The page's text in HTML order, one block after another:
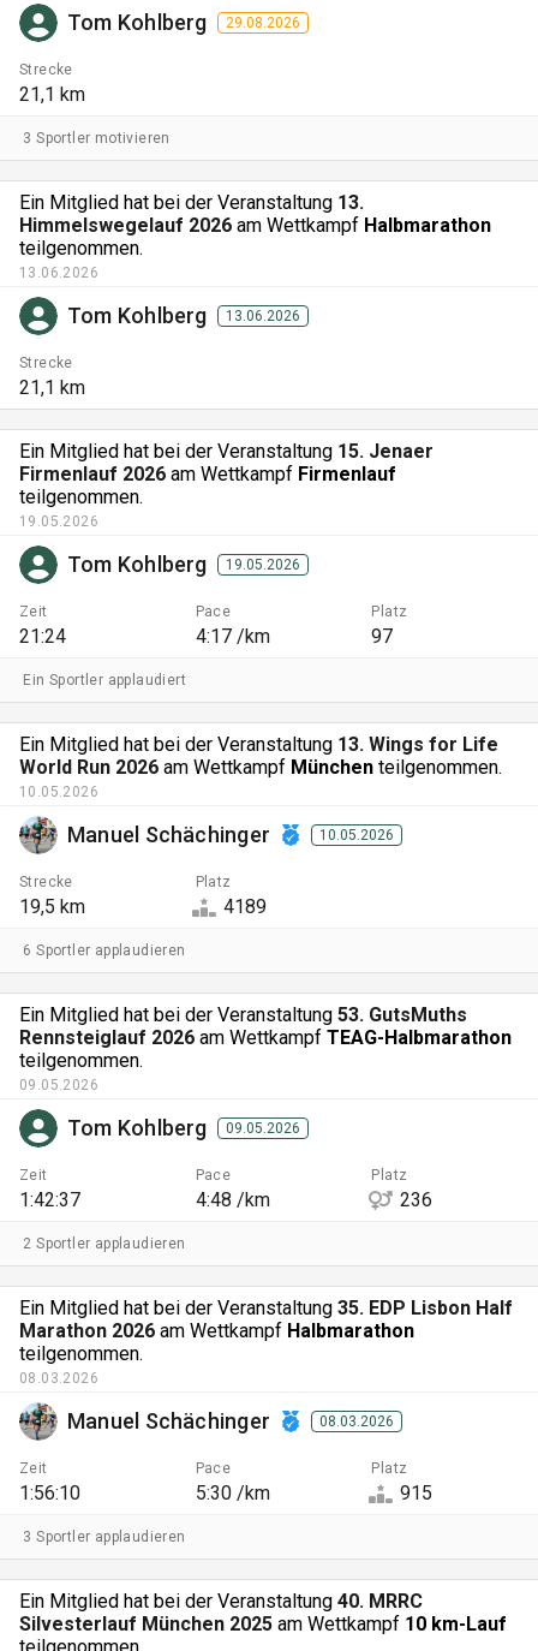
Tom Kohlberg 29.08.2026
Strecke
21,1 km
3 Sportler motivieren
Ein Mitglied hat bei der Veranstaltung 13.
Himmelswegelauf 2026 am Wettkampf Halbmarathon
teilgenommen.
13.06.2026
Tom Kohlberg 13.06.2026
Strecke
21,1 km
Ein Mitglied hat bei der Veranstaltung 15. Jenaer
Firmenlauf 2026 am Wettkampf Firmenlauf
teilgenommen.
19.05.2026
Tom Kohlberg 19.05.2026
Zeit
21:24
Pace
4:17 /km
Platz
97
Ein Sportler applaudiert
Ein Mitglied hat bei der Veranstaltung 13. Wings for Life
World Run 2026 am Wettkampf München teilgenommen.
10.05.2026
Manuel Schächinger 10.05.2026
Strecke
19,5 km
Platz
4189
6 Sportler applaudieren
Ein Mitglied hat bei der Veranstaltung 53. GutsMuths
Rennsteiglauf 2026 am Wettkampf TEAG-Halbmarathon
teilgenommen.
09.05.2026
Tom Kohlberg 09.05.2026
Zeit
1:42:37
Pace
4:48 /km
Platz
236
2 Sportler applaudieren
Ein Mitglied hat bei der Veranstaltung 35. EDP Lisbon Half
Marathon 2026 am Wettkampf Halbmarathon
teilgenommen.
08.03.2026
Manuel Schächinger 08.03.2026
Zeit
1:56:10
Pace
5:30 /km
Platz
915
3 Sportler applaudieren
Ein Mitglied hat bei der Veranstaltung 40. MRRC
Silvesterlauf München 2025 am Wettkampf 10 km-Lauf